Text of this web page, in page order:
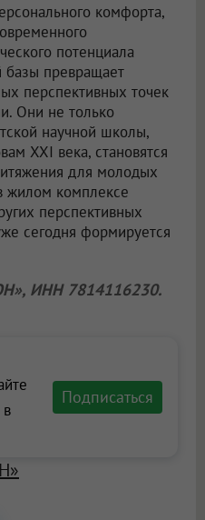
комфорта,
потенциала
базы превращает
перспективных точек
Они не только
научной школы,
XXI века, становятся
для молодых
жилом комплексе
перспективных
сегодня формируется
ИНН 7814116230.
Подписаться